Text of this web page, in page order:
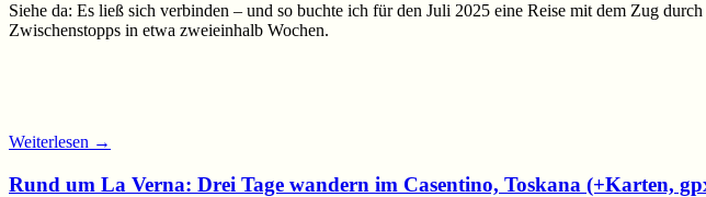
Siehe da: Es ließ sich verbinden – und so buchte ich für den Juli 2025 eine Reise mit dem Zug
Zwischenstopps in etwa zweieinhalb Wochen.
Weiterlesen →
Rund um La Verna: Drei Tage wandern im Casentino, Toskana (+Karten,